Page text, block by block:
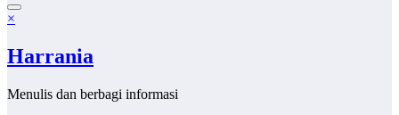
×
Harrania
Menulis dan berbagi informasi